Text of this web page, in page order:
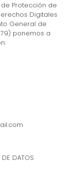
Protección de
Digitales
General de
ponemos a
DATOS